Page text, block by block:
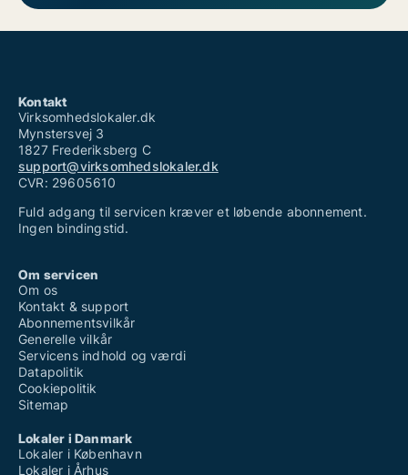
Kontakt
Virksomhedslokaler.dk
Mynstersvej 3
1827 Frederiksberg C
support@virksomhedslokaler.dk
CVR: 29605610
Fuld adgang til servicen kræver et løbende abonnement.
Ingen bindingstid.
Om servicen
Om os
Kontakt & support
Abonnementsvilkår
Generelle vilkår
Servicens indhold og værdi
Datapolitik
Cookiepolitik
Sitemap
Lokaler i Danmark
Lokaler i København
Lokaler i Århus